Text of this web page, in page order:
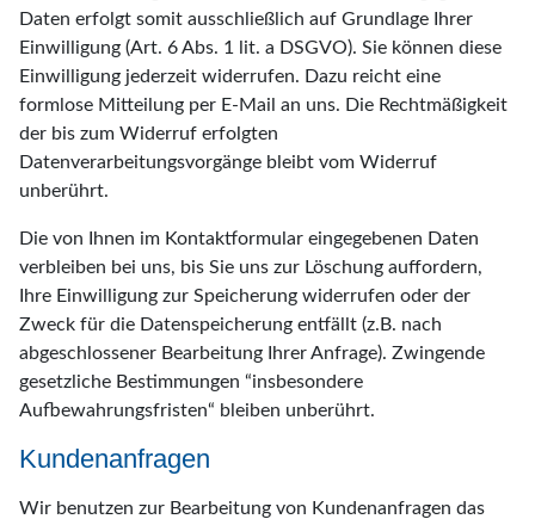
Daten erfolgt somit ausschließlich auf Grundlage Ihrer
Einwilligung (Art. 6 Abs. 1 lit. a DSGVO). Sie können diese
Einwilligung jederzeit widerrufen. Dazu reicht eine
formlose Mitteilung per E-Mail an uns. Die Rechtmäßigkeit
der bis zum Widerruf erfolgten
Datenverarbeitungsvorgänge bleibt vom Widerruf
unberührt.
Die von Ihnen im Kontaktformular eingegebenen Daten
verbleiben bei uns, bis Sie uns zur Löschung auffordern,
Ihre Einwilligung zur Speicherung widerrufen oder der
Zweck für die Datenspeicherung entfällt (z.B. nach
abgeschlossener Bearbeitung Ihrer Anfrage). Zwingende
gesetzliche Bestimmungen “insbesondere
Aufbewahrungsfristen“ bleiben unberührt.
Kundenanfragen
Wir benutzen zur Bearbeitung von Kundenanfragen das